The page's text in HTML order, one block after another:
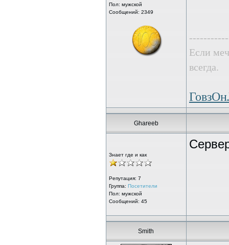
Пол: мужской
Сообщений: 2349
Если
всегда.
Ghareeb
Знает где и как
Репутация: 7
Группа: Посетители
Пол: мужской
Сообщений: 45
Smith